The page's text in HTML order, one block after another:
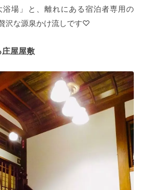
場」と、離れにある宿泊者専用の
沢な源泉かけ流しです♡
屋屋敷